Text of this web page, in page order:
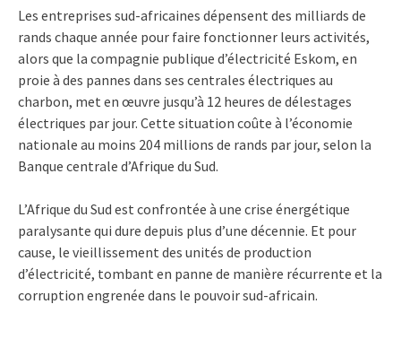
Les entreprises sud-africaines dépensent des milliards de
rands chaque année pour faire fonctionner leurs activités,
alors que la compagnie publique d’électricité Eskom, en
proie à des pannes dans ses centrales électriques au
charbon, met en œuvre jusqu’à 12 heures de délestages
électriques par jour. Cette situation coûte à l’économie
nationale au moins 204 millions de rands par jour, selon la
Banque centrale d’Afrique du Sud.
L’Afrique du Sud est confrontée à une crise énergétique
paralysante qui dure depuis plus d’une décennie. Et pour
cause, le vieillissement des unités de production
d’électricité, tombant en panne de manière récurrente et la
corruption engrenée dans le pouvoir sud-africain.